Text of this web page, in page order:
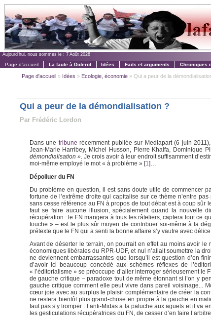
Aujourd'hui, nous sommes le : 7 Août 2026
Page d'accueil La faute à Diderot Idées Faits et arguments Chroniques
Page d'accueil» Idées » Ecologie, économie» Qui a peur de la
Qui a peur de la démondialisation ?
Par Frédéric Lordon
Dans une tribune récemment publiée sur Mediapart (6 juin
Jean-Marie Harribey, Michel Husson, Pierre Khalfa, Dominique
démondialisation ». Je crois avoir à leur endroit suffisamment
moi-même employé le mot « à problème »[1]…
Dépolluer du FN
Du problème en question, il est sans doute utile de commencer
fortune de l’extrême droite qui capitalise sur ce thème n’entre
sans cesse référence au FN à propos de tout débat est à coup sûr
faut se faire aucune illusion, spécialement quand la nouvelle
récupération : le FN mangera à tous les râteliers, captera tout ce
touche » – est le plus sûr moyen de contribuer soi-même à la
prétexte que le FN qui a senti la bonne affaire s’y vautre avec délice
Avant de déserter le terrain, on pourrait en effet au moins avoir
économiques libérales du RPR-UDF, et nul n’allait soumettre la
ne deviennent embarrassantes que lorsqu’il est question d’en
d’avoir ici beaucoup concédé aux schèmes réflexes de
« l’éditorialisme » se préoccupe d’aller interroger sérieusement
de gauche critique – paradoxe tout de même étonnant si l’on y
gauche critique comment elle peut vivre dans pareil voisinage...
cœur joie avec au surplus le plaisir complémentaire de créer la
ne restera bientôt plus grand-chose en propre à la gauche en
faut pas s’y tromper : l’anti-Midas a la paluche aux aguets et il va
les gesticulations récupératrices du FN, de cesser d’en faire